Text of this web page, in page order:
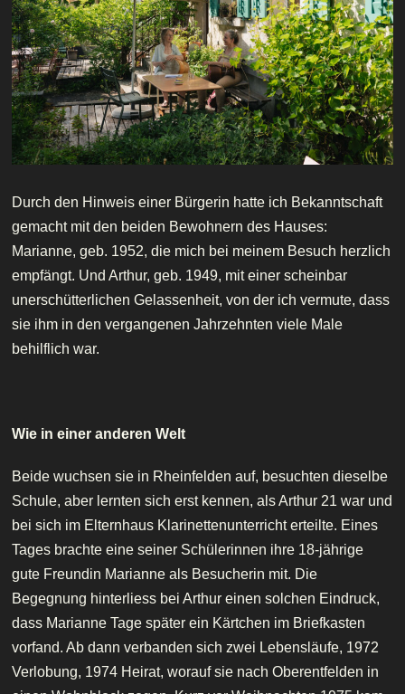
Durch den Hinweis einer Bürgerin hatte ich Bekanntschaft
gemacht mit den beiden Bewohnern des Hauses:
Marianne, geb. 1952, die mich bei meinem Besuch herzlich
empfängt. Und Arthur, geb. 1949, mit einer scheinbar
unerschütterlichen Gelassenheit, von der ich vermute, dass
sie ihm in den vergangenen Jahrzehnten viele Male
behilflich war.
Wie in einer anderen Welt
Beide wuchsen sie in Rheinfelden auf, besuchten dieselbe
Schule, aber lernten sich erst kennen, als Arthur 21 war und
bei sich im Elternhaus Klarinettenunterricht erteilte. Eines
Tages brachte eine seiner Schülerinnen ihre 18-jährige
gute Freundin Marianne als Besucherin mit. Die
Begegnung hinterliess bei Arthur einen solchen Eindruck,
dass Marianne Tage später ein Kärtchen im Briefkasten
vorfand. Ab dann verbanden sich zwei Lebensläufe, 1972
Verlobung, 1974 Heirat, worauf sie nach Oberentfelden in